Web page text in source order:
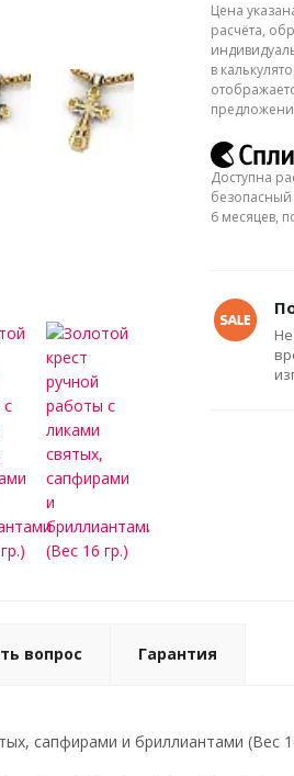
Цена
расчёта,
в
Доступна
безопасный
6 месяцев,
вопрос Гарантия
сапфирами и бриллиантами (Вес